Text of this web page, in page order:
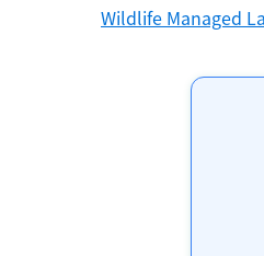
Wildlife Managed